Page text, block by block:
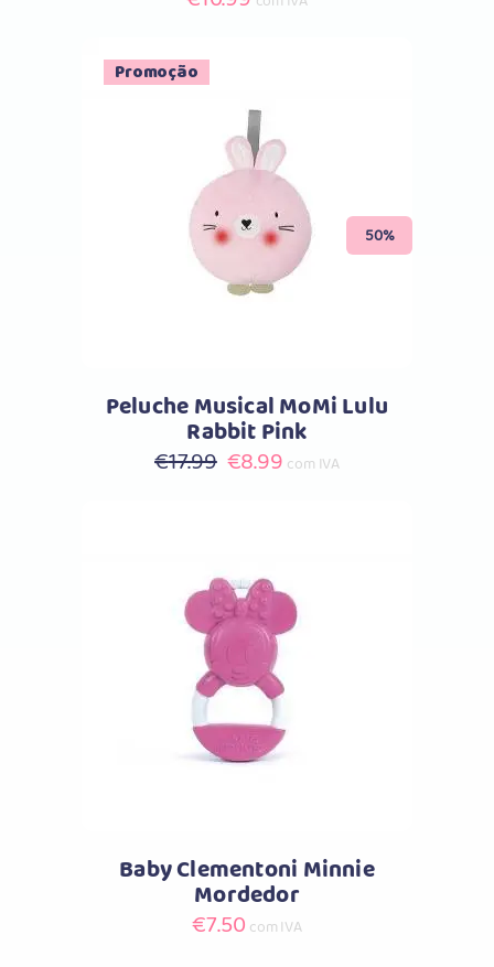
Promoção
50%
Comprar
Peluche Musical MoMi Lulu
Rabbit Pink
€17.99 O
€17.99.
€8.99Ocom IVA
Comprar
Baby Clementoni Minnie
Mordedor
€7.50 com IVA